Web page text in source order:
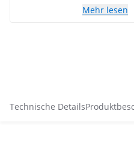
Mehr lesen
Technische Details